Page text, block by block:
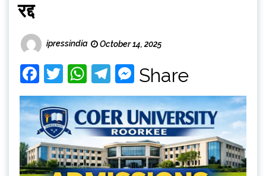
रद्द
ipressindia October 14, 2025
Facebook
Twitter
WhatsApp
Telegram
Messenger
Share